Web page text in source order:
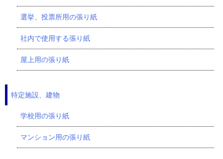
選挙、投票所用の張り紙
社内で使用する張り紙
屋上用の張り紙
特定施設、建物
学校用の張り紙
マンション用の張り紙